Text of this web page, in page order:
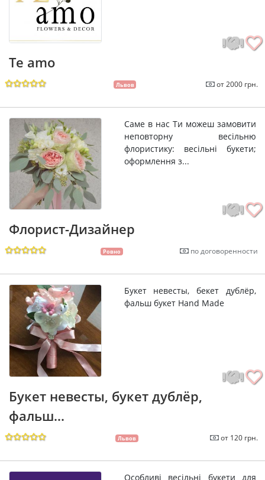
Te amo
Львов от 2000 грн.
Саме в нас Ти можеш замовити
неповторну весільню
флористику: весільні букети;
оформлення з...
Флорист-Дизайнер
Ровно по договоренности
Букет невесты, бекет дублёр,
фальш букет Hand Made
Букет невесты, букет дублёр,
фальш...
Львов от 120 грн.
Особливі весільні букети для